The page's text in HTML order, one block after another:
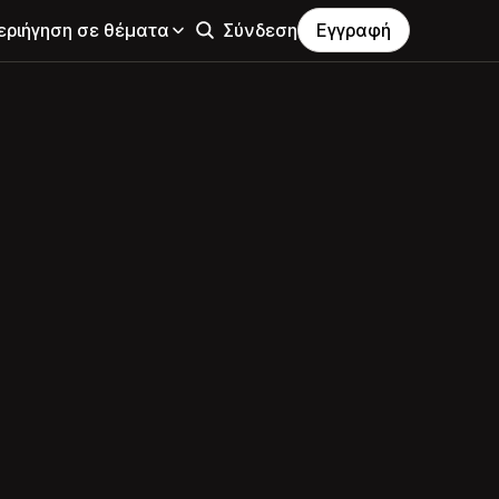
σε θέματα Σύνδεση Εγγραφή